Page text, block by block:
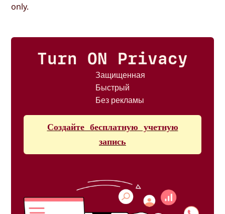
only.
Turn ON Privacy
Защищенная
Быстрый
Без рекламы
Создайте бесплатную учетную
запись